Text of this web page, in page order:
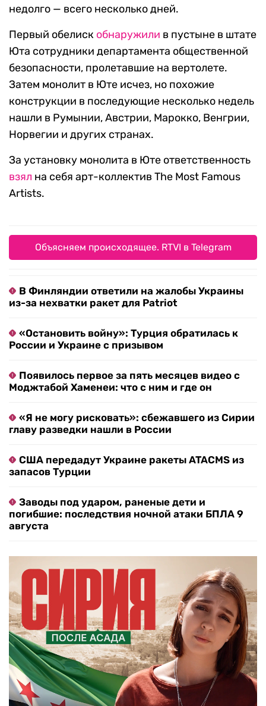
недолго — всего несколько дней.
Первый обелиск обнаружили в пустыне в штате
Юта сотрудники департамента общественной
безопасности, пролетавшие на вертолете.
Затем монолит в Юте исчез, но похожие
конструкции в последующие несколько недель
нашли в Румынии, Австрии, Марокко, Венгрии,
Норвегии и других странах.
За установку монолита в Юте ответственность
взял на себя арт-коллектив The Most Famous
Artists.
Объясняем происходящее. RTVI в Telegram
В Финляндии ответили на жалобы Украины
из-за нехватки ракет для Patriot
«Остановить войну»: Турция обратилась к
России и Украине с призывом
Появилось первое за пять месяцев видео с
Моджтабой Хаменеи: что с ним и где он
«Я не могу рисковать»: сбежавшего из Сирии
главу разведки нашли в России
США передадут Украине ракеты ATACMS из
запасов Турции
Заводы под ударом, раненые дети и
погибшие: последствия ночной атаки БПЛА 9
августа